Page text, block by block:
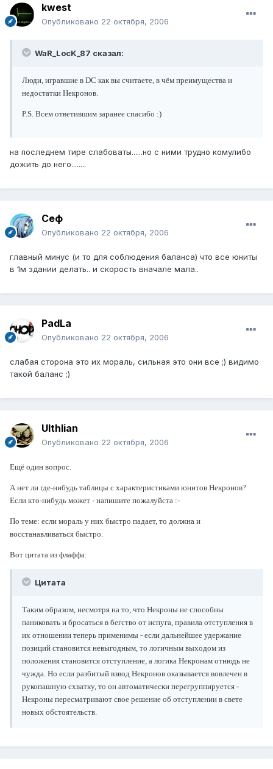
kwest
Опубликовано 22 октября, 2006
WaR_LocK_87 сказал:
Люди, игравшие в DC как вы считаете, в чём преимущества и
недостатки Некронов.
P.S. Всем ответившим заранее спасибо :)
на последнем тире слабоваты......но с ними трудно комулибо
дожить до него........
Сеф
Опубликовано 22 октября, 2006
главный минус (и то для соблюдения баланса) что все юниты
в 1м здании делать.. и скорость вначале мала..
PadLa
Опубликовано 22 октября, 2006
слабая сторона это их мораль, сильная это они все ;) видимо
такой баланс ;)
Ulthlian
Опубликовано 22 октября, 2006
Ещё один вопрос.
А нет ли где-нибудь таблицы с характеристиками юнитов Некронов?
Если кто-нибудь может - напишите пожалуйста :-
По теме: если мораль у них быстро падает, то должна и
восстанавливаться быстро.
Вот цитата из флаффа:
Цитата
Таким образом, несмотря на то, что Некроны не способны
паниковать и бросаться в бегство от испуга, правила отступления в
их отношении теперь применимы - если дальнейшее удержание
позиций становится невыгодным, то логичным выходом из
положения становится отступление, а логика Некронам отнюдь не
чужда. Но если разбитый взвод Некронов оказывается вовлечен в
рукопашную схватку, то он автоматически перегруппируется -
Некроны пересматривают свое решение об отступлении в свете
новых обстоятельств.